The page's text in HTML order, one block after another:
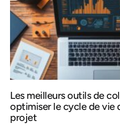
Les meilleurs outils de
optimiser le cycle de vie
projet